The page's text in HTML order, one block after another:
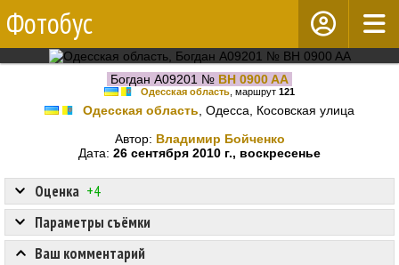
Фотобус
Богдан А09201 № BH 0900 AA
Одесская область , маршрут 121
Одесская область , Одесса, Косовская улица
Автор: Владимир Бойченко
Дата: 26 сентября 2010 г., воскресенье
Оценка +4
Параметры съёмки
Ваш комментарий